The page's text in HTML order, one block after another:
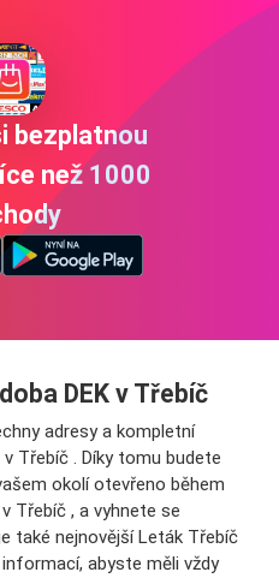
bezplatnou
než 1000
DEK v Třebíč
adresy a kompletní
Třebíč . Díky tomu budete
okolí otevřeno během
Třebíč , a vyhnete se
také nejnovější Leták Třebíč
abyste měli vždy